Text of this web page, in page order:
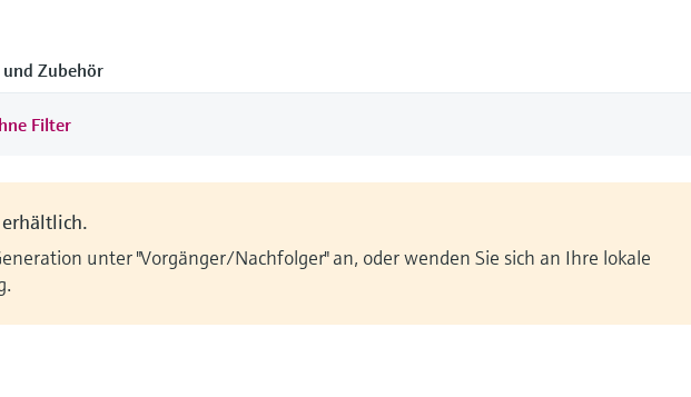
Zubehör
Filter
unter "Vorgänger/Nachfolger" an, oder wenden Sie sich an Ihre lokale